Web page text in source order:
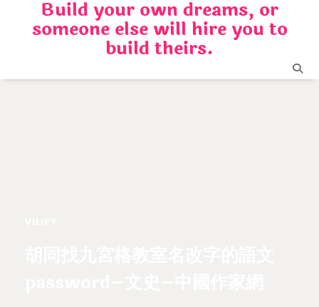
Build your own dreams, or
someone else will hire you to
build theirs.